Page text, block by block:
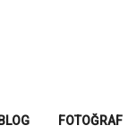
FOTOĞRAF